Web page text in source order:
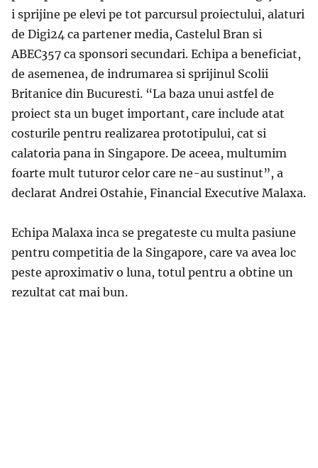
i sprijine pe elevi pe tot parcursul proiectului, alaturi
de Digi24 ca partener media, Castelul Bran si
ABEC357 ca sponsori secundari. Echipa a beneficiat,
de asemenea, de indrumarea si sprijinul Scolii
Britanice din Bucuresti. “La baza unui astfel de
proiect sta un buget important, care include atat
costurile pentru realizarea prototipului, cat si
calatoria pana in Singapore. De aceea, multumim
foarte mult tuturor celor care ne-au sustinut”, a
declarat Andrei Ostahie, Financial Executive Malaxa.
Echipa Malaxa inca se pregateste cu multa pasiune
pentru competitia de la Singapore, care va avea loc
peste aproximativ o luna, totul pentru a obtine un
rezultat cat mai bun.